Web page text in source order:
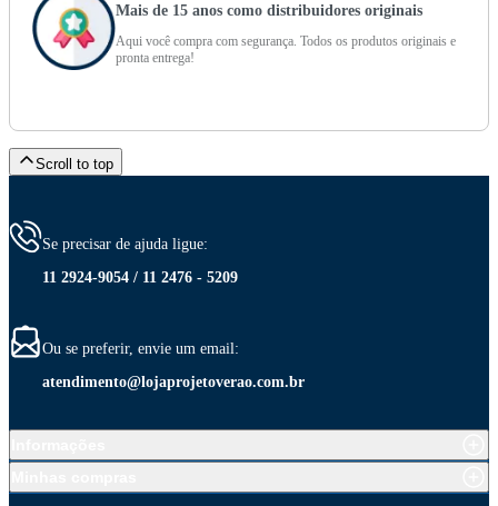
Mais de 15 anos como distribuidores originais
Aqui você compra com segurança. Todos os produtos originais e
pronta entrega!
Scroll to top
Se precisar de ajuda ligue:
11 2924-9054 / 11 2476 - 5209
Ou se preferir, envie um email:
atendimento@lojaprojetoverao.com.br